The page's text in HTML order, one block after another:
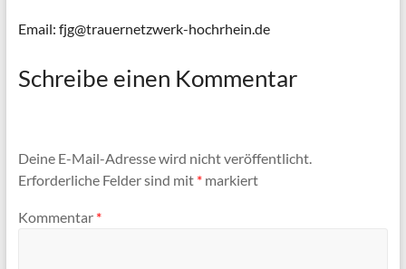
Email: fjg@trauernetzwerk-hochrhein.de
Schreibe einen Kommentar
Deine E-Mail-Adresse wird nicht veröffentlicht.
Erforderliche Felder sind mit *markiert
Kommentar *